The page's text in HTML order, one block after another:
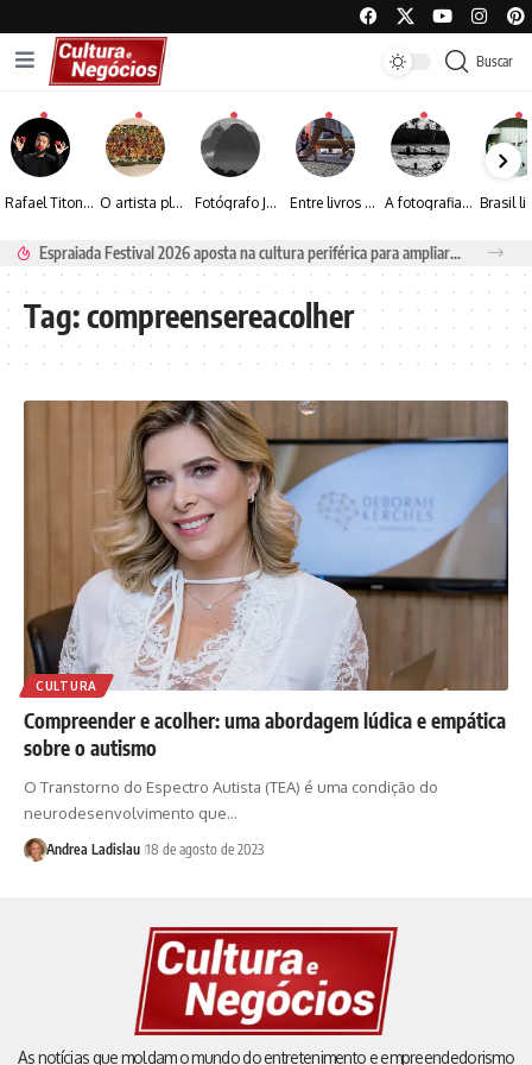
Buscar
Rafael Titonelly leva magia e acolhimento a crianças em tratamento oncológico em Juiz de Fora O artista plástico Jorge Luiz transforma sustentabilidade e criatividade em arte contemporânea Fotógrafo José Roberto apresenta um olhar sensível sobre arquitetura, formas e luz na fotografia Entre livros e fotografia autoral, Sebastião Reis consolida uma trajetória marcada pelo olhar artístico A fotografia contemporânea de Cynthia Feyh Jappur entre luz, movimento e arte
Espraiada Festival 2026 aposta na cultura periférica para ampliar oportunidades na zona sul
Tag:compreensereacolher
CULTURA
Compreender e acolher: uma abordagem lúdica e empática
sobre o autismo
O Transtorno do Espectro Autista (TEA) é uma condição do
neurodesenvolvimento que…
Andrea Ladislau 18 de agosto de 2023
As notícias que moldam o mundo do entretenimento e empreendedorismo